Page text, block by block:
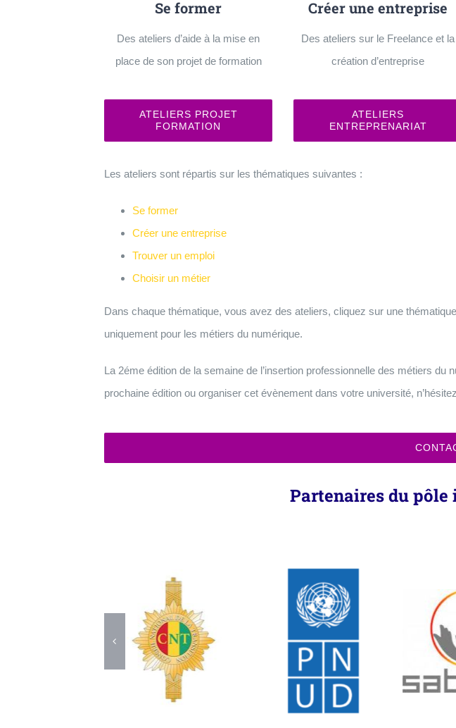
Se former
Des ateliers d’aide à la mise en
place de son projet de formation
ATELIERS PROJET
FORMATION
Créer une entreprise
Des ateliers sur le Freelance et la
création d’entreprise
ATELIERS
ENTREPRENARIAT
Les ateliers sont répartis sur les thématiques suivantes :
Se former
Créer une entreprise
Trouver un emploi
Choisir un métier
Dans chaque thématique, vous avez des ateliers, cliquez sur une
uniquement pour les métiers du numérique.
La 2éme édition de la semaine de l’insertion professionnelle des métiers
prochaine édition ou organiser cet évènement dans votre université,
Partenaires du